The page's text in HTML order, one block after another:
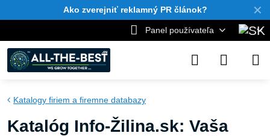
✕
Ako zverejniť reklamný PR článok?
Panel používateľa
Katalogy firiem a firemne databazy
Katalóg Info-Žilina.sk: Vaša